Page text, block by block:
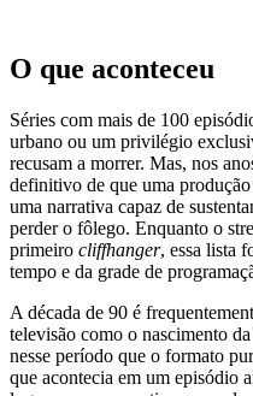
O que aconteceu
Séries com mais de 100
urbano ou um privilégio
recusam a morrer. Mas, nos
definitivo de que uma
uma narrativa capaz de
perder o fôlego. Enquanto o
primeiro cliffhanger, essa lista
tempo e da grade de
A década de 90 é
televisão como o nascimento
nesse período que o formato
que acontecia em um